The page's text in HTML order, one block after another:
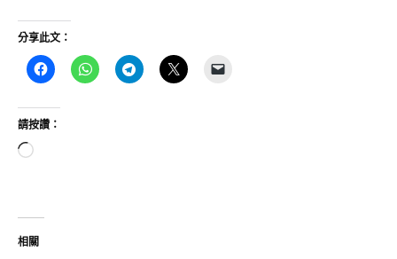
分享此文：
請按讚：
正
入...
相關